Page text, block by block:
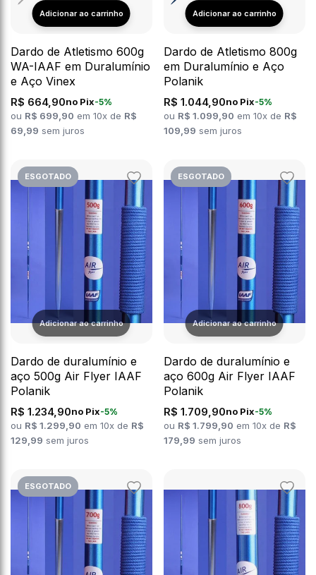
Dardo de Atletismo 600g
WA-IAAF em Duralumínio
e Aço Vinex
R$ 664,90no Pix-5%
ou R$ 699,90 em 10x de R$
69,99 sem juros
Dardo de Atletismo 800g
em Duralumínio e Aço
Polanik
R$ 1.044,90no Pix-5%
ou R$ 1.099,90 em 10x de R$
109,99 sem juros
ESGOTADO
Adicionar
aos
favoritos
Dardo de duralumínio e
aço 500g Air Flyer IAAF
Polanik
R$ 1.234,90no Pix-5%
ou R$ 1.299,90 em 10x de R$
129,99 sem juros
ESGOTADO
aos
Dardo de duralumínio e
aço 600g Air Flyer IAAF
Polanik
R$ 1.709,90no Pix-5%
ou R$ 1.799,90 em 10x de R$
179,99 sem juros
ESGOTADO
Adicionar
aos
favoritos
aos